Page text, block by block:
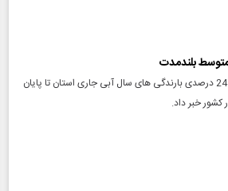
مدیر مطالعات پایه منابع آب شرکت آب منطقه ای یزد از کاهش 24 درصدی بارندگی ‌های سال آبی جاری استان تا پایان
کشور خبر داد.